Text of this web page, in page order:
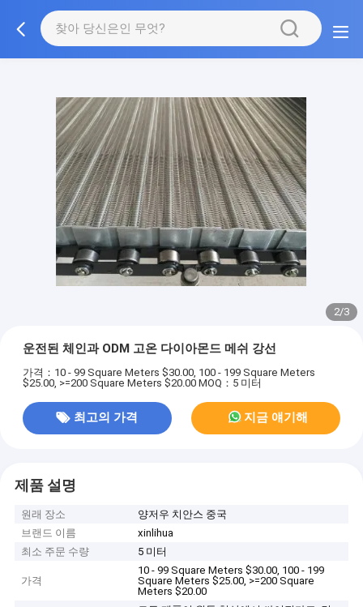
2/3
운전된 체인과 ODM 고온 다이아몬드 메쉬 강선
가격：10 - 99 Square Meters $30.00, 100 - 199 Square Meters
$25.00, >=200 Square Meters $20.00 MOQ：5 미터
최고의 가격 지금 얘기해
제품 설명
원래 장소
양저우 치안스 중국
브랜드 이름
xinlihua
최소 주문 수량
5 미터
가격
10 - 99 Square Meters $30.00, 100 - 199
Square Meters $25.00, >=200 Square
Meters $20.00